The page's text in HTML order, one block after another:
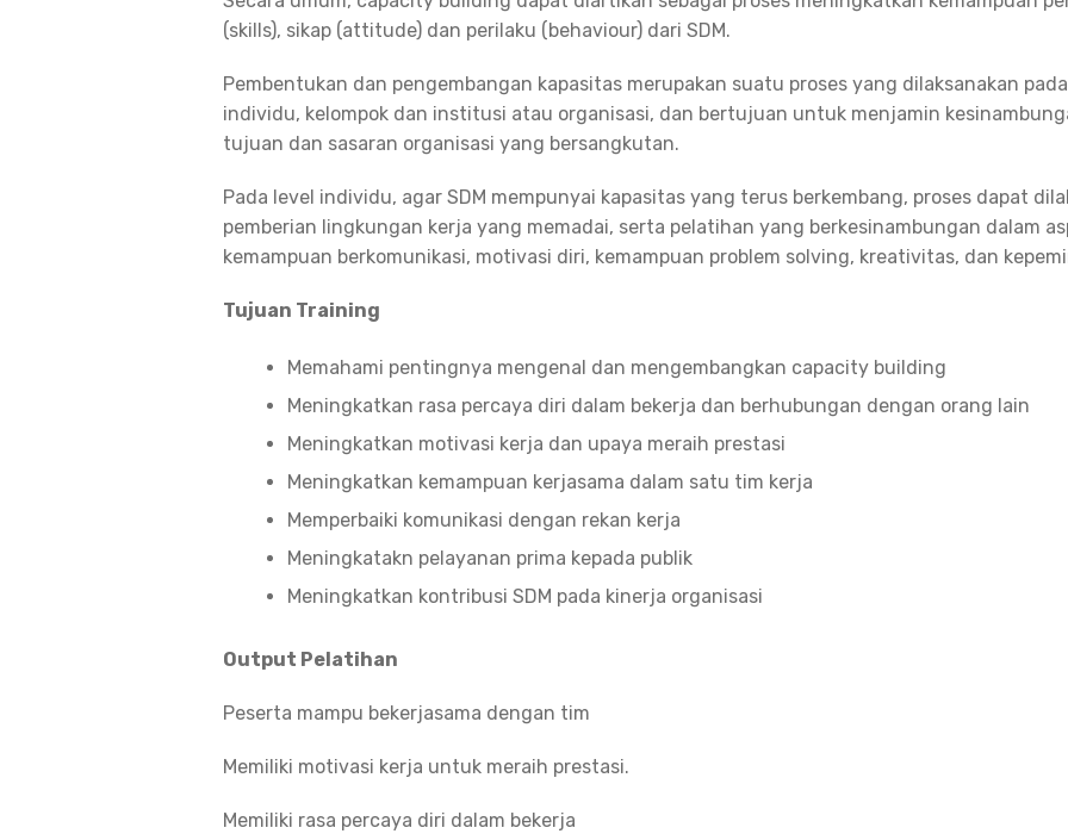
(skills), sikap (attitude) dan perilaku (behaviour) dari SDM.
Pembentukan dan pengembangan kapasitas merupakan suatu proses yang dilaksanakan
individu, kelompok dan institusi atau organisasi, dan bertujuan untuk menjamin
tujuan dan sasaran organisasi yang bersangkutan.
Pada level individu, agar SDM mempunyai kapasitas yang terus berkembang, proses dapat
pemberian lingkungan kerja yang memadai, serta pelatihan yang berkesinambungan dalam
kemampuan berkomunikasi, motivasi diri, kemampuan problem solving, kreativitas, dan
Tujuan Training
Memahami pentingnya mengenal dan mengembangkan capacity building
Meningkatkan rasa percaya diri dalam bekerja dan berhubungan dengan orang lain
Meningkatkan motivasi kerja dan upaya meraih prestasi
Meningkatkan kemampuan kerjasama dalam satu tim kerja
Memperbaiki komunikasi dengan rekan kerja
Meningkatakn pelayanan prima kepada publik
Meningkatkan kontribusi SDM pada kinerja organisasi
Output Pelatihan
Peserta mampu bekerjasama dengan tim
Memiliki motivasi kerja untuk meraih prestasi.
Memiliki rasa percaya diri dalam bekerja